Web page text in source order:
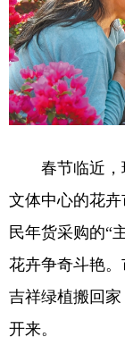
春节临近，
文体中心的花
民年货采购的“
花卉争奇斗艳
吉祥绿植搬回
开来。